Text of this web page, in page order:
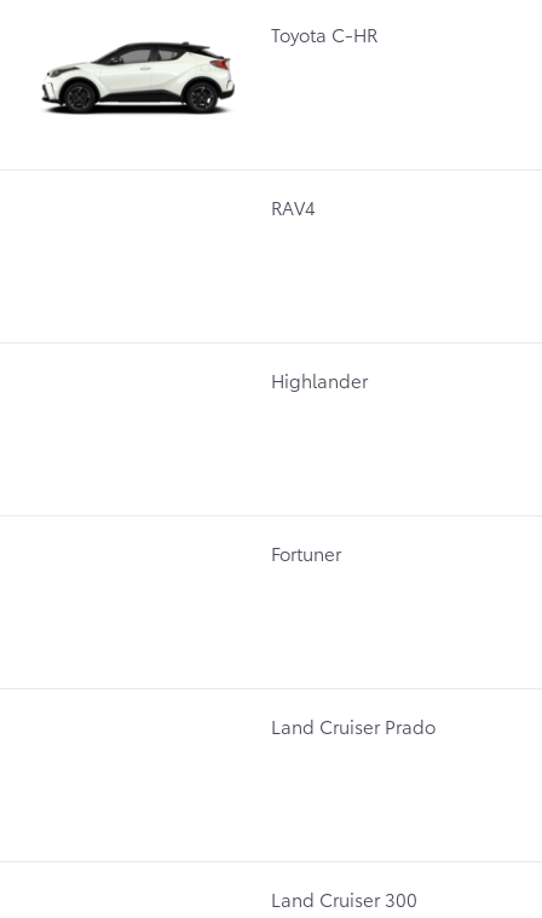
Toyota C-HR
RAV4
Highlander
Fortuner
Land Cruiser Prado
Land Cruiser 300